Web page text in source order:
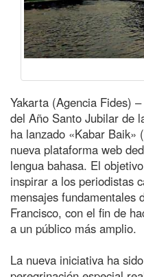
Yakarta (Agencia Fides)
del Año Santo Jubilar de
ha lanzado «Kabar Baik»
nueva plataforma web
lengua bahasa. El
inspirar a los periodistas
mensajes fundamentales
Francisco, con el fin de
a un público más amplio.
La nueva iniciativa ha